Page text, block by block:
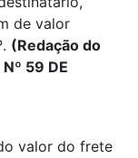
de valor
(Redação do
59 DE
valor do frete